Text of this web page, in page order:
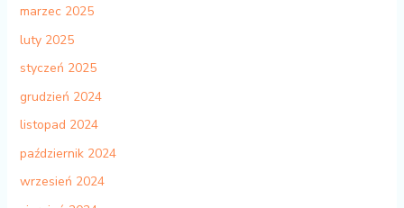
marzec 2025
luty 2025
styczeń 2025
grudzień 2024
listopad 2024
październik 2024
wrzesień 2024